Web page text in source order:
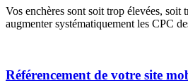
Vos enchères sont soit trop élevées,
augmenter systématiquement les CPC
Référencement de votre site